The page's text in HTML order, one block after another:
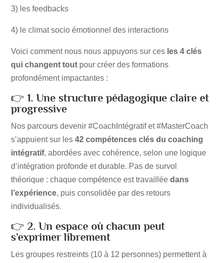
3) les feedbacks
4) le climat socio émotionnel des interactions
Voici comment nous nous appuyons sur ces les 4 clés
qui changent tout pour créer des formations
profondément impactantes :
👉1. Une structure pédagogique claire et
progressive
Nos parcours devenir #CoachIntégratif et #MasterCoach
s’appuient sur les42 compétences clés du coaching
intégratif, abordées avec cohérence, selon une logique
d’intégration profonde et durable. Pas de survol
théorique : chaque compétence est travailléedans
l’expérience, puis consolidée par des retours
individualisés.
👉 2. Un espace où chacun peut
s’exprimer librement
Les groupes restreints (10 à 12 personnes) permettent à